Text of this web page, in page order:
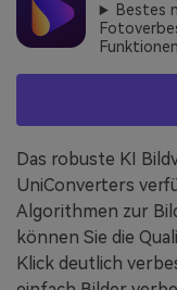
Bestes
Funktionen.
Das robuste KI
UniConverters
Algorithmen zur
können Sie die
Klick deutlich